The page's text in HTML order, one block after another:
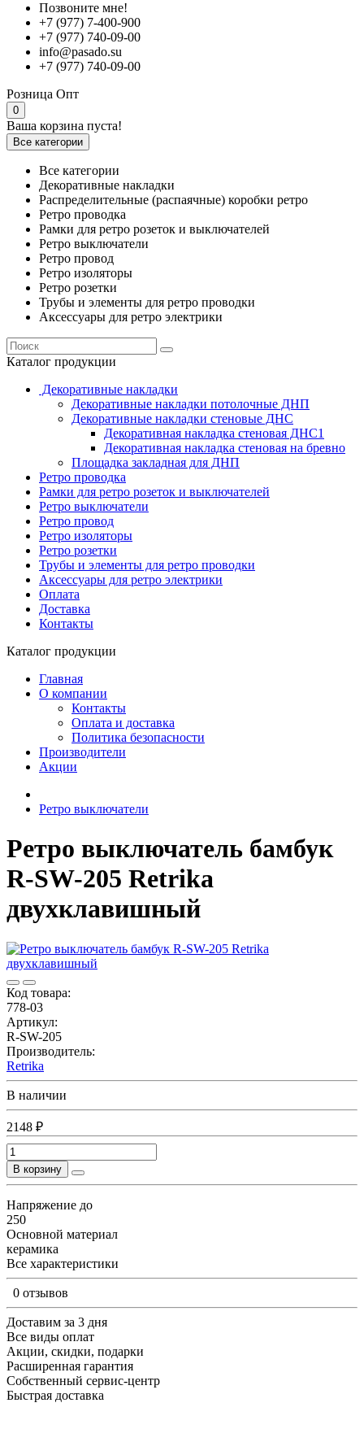
Позвоните мне!
+7 (977) 7-400-900
+7 (977) 740-09-00
info@pasado.su
+7 (977) 740-09-00
Розница Опт
0
Ваша корзина пуста!
Все категории
Все категории
Декоративные накладки
Распределительные (распаячные) коробки ретро
Ретро проводка
Рамки для ретро розеток и выключателей
Ретро выключатели
Ретро провод
Ретро изоляторы
Ретро розетки
Трубы и элементы для ретро проводки
Аксессуары для ретро электрики
Каталог продукции
Декоративные накладки
Декоративные накладки потолочные ДНП
Декоративные накладки стеновые ДНС
Декоративная накладка стеновая ДНС1
Декоративная накладка стеновая на бревно
Площадка закладная для ДНП
Ретро проводка
Рамки для ретро розеток и выключателей
Ретро выключатели
Ретро провод
Ретро изоляторы
Ретро розетки
Трубы и элементы для ретро проводки
Аксессуары для ретро электрики
Оплата
Доставка
Контакты
Каталог продукции
Главная
О компании
Контакты
Оплата и доставка
Политика безопасности
Производители
Акции
Ретро выключатели
Ретро выключатель бамбук
R-SW-205 Retrika
двухклавишный
Код товара:
778-03
Артикул:
R-SW-205
Производитель:
Retrika
В наличии
2148 ₽
В корзину
Напряжение до
250
Основной материал
керамика
Все характеристики
0 отзывов
Доставим за 3 дня
Все виды оплат
Акции, скидки, подарки
Расширенная гарантия
Собственный сервис-центр
Быстрая доставка